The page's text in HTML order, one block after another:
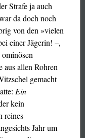
Strafe ja auch
da doch noch
von den »vielen
einer Jägerin! –,
aus allen Rohren
gemacht
Ein
kein
reines
Jahr um